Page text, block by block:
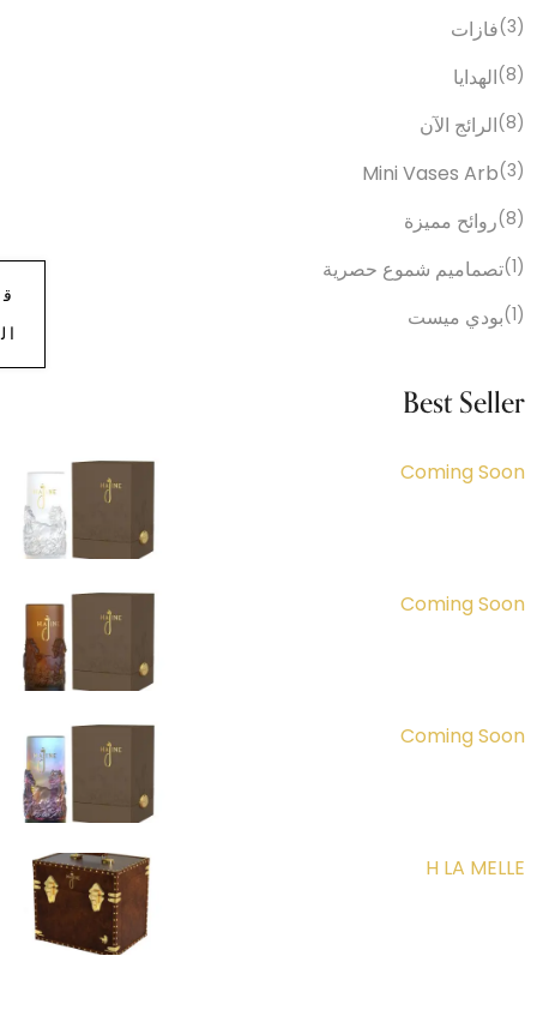
فازات (3)
الهدايا (8)
الرائج الآن (8)
Mini Vases Arb (3)
روائح مميزة (8)
تصماميم شموع حصرية (1)
بودي ميست (1)
Best Seller
Coming Soon
Coming Soon
Coming Soon
H LA MELLE